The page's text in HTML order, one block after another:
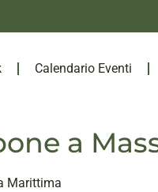
Calendario Eventi
a
Marittima